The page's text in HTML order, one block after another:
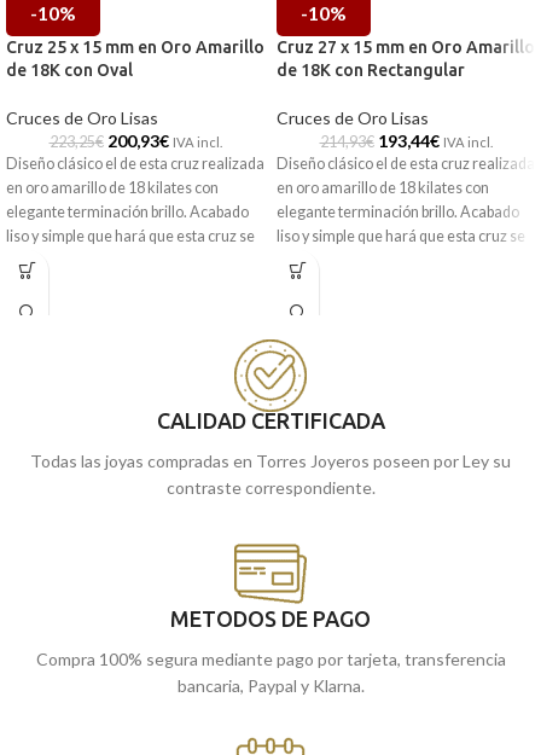
-10%
Cruz 25 x 15 mm en Oro Amarillo
de 18K con Oval
Cruces de Oro Lisas
223,25€ 200,93€ IVA incl.
Diseño clásico el de esta cruz realizada
en oro amarillo de 18 kilates con
elegante terminación brillo. Acabado
liso y simple que hará que esta cruz se
convierta en el complemento perfecto
de tu cadena.
Puedes encontrarlo en nuestras
tiendas de Málaga, o si lo encargas
-10%
Cruz 27 x 15 mm en Oro Amarillo
de 18K con Rectangular
Cruces de Oro Lisas
214,93€ 193,44€ IVA incl.
Diseño clásico el de esta cruz realizada
en oro amarillo de 18 kilates con
elegante terminación brillo. Acabado
liso y simple que hará que esta cruz se
convierta en el complemento perfecto
de tu cadena.
Puedes encontrarlo en nuestras
tiendas de Málaga, o si lo encargas
online, te lo enviamos a casa.
CALIDAD CERTIFICADA
Todas las joyas compradas en Torres Joyeros poseen por Ley su
contraste correspondiente.
METODOS DE PAGO
Compra 100% segura mediante pago por tarjeta, transferencia
bancaria, Paypal y Klarna.